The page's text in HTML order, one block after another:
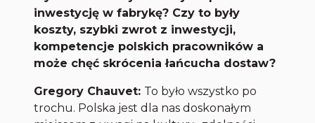
inwestycję w fabrykę? Czy to były
koszty, szybki zwrot z inwestycji,
kompetencje polskich pracowników a
może chęć skrócenia łańcucha dostaw?
Gregory Chauvet: To było wszystko po
trochu. Polska jest dla nas doskonałym